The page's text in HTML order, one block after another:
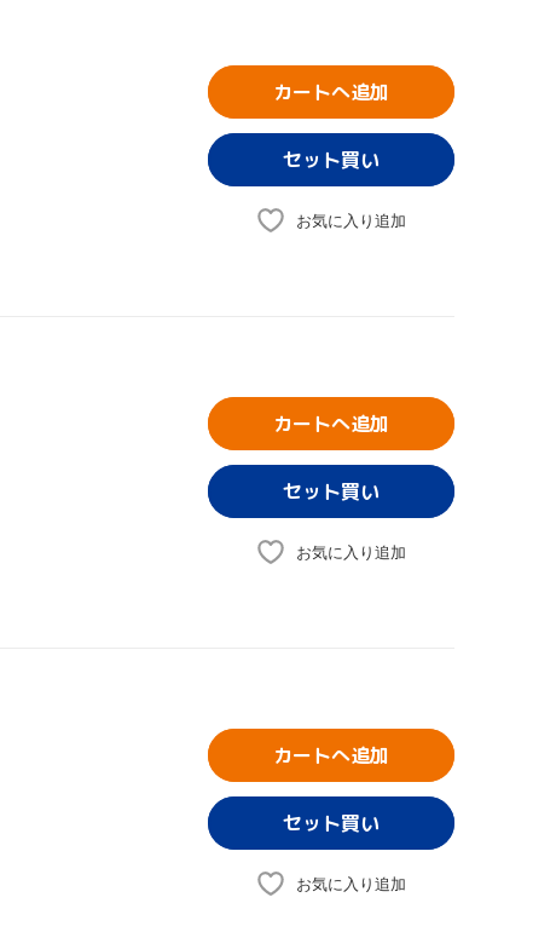
カートへ追加
お気に入り追加
カートへ追加
お気に入り追加
カートへ追加
お気に入り追加